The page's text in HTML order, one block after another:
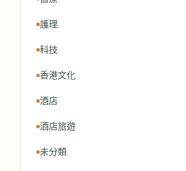
護理
科技
香港文化
酒店
酒店旅遊
未分類